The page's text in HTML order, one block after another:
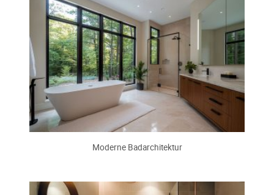
Moderne Badarchitektur